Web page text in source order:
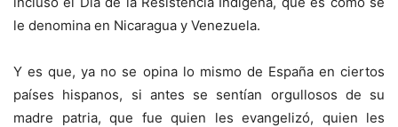
le denomina en Nicaragua y Venezuela.
Y es que, ya no se opina lo mismo de España en ciertos
países hispanos, si antes se sentían orgullosos de su
madre patria, que fue quien les evangelizó, quien les